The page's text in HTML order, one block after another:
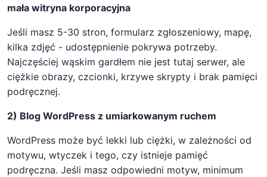
mała witryna korporacyjna
Jeśli masz 5-30 stron, formularz zgłoszeniowy, mapę,
kilka zdjęć - udostępnienie pokrywa potrzeby.
Najczęściej wąskim gardłem nie jest tutaj serwer, ale
ciężkie obrazy, czcionki, krzywe skrypty i brak pamięci
podręcznej.
2) Blog WordPress z umiarkowanym ruchem
WordPress może być lekki lub ciężki, w zależności od
motywu, wtyczek i tego, czy istnieje pamięć
podręczna. Jeśli masz odpowiedni motyw, minimum